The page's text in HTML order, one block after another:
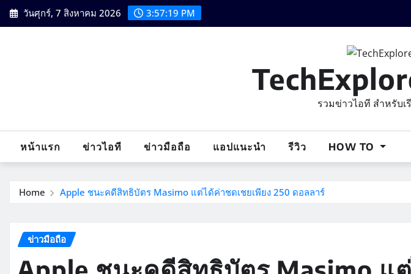
Skip
to
วันศุกร์, 7 สิงหาคม 2026 3:57:20 PM
รวมข่าวไอที สำหรับเ
หน้าแรก ข่าวไอที ข่าวมือถือ แอปแนะนำ รีวิว HOW TO
Home Apple ชนะคดีสิทธิบัตร Masimo แต่ได้ค่าชดเชยเพียง 250 ดอลลาร์
ข่าวมือถือ